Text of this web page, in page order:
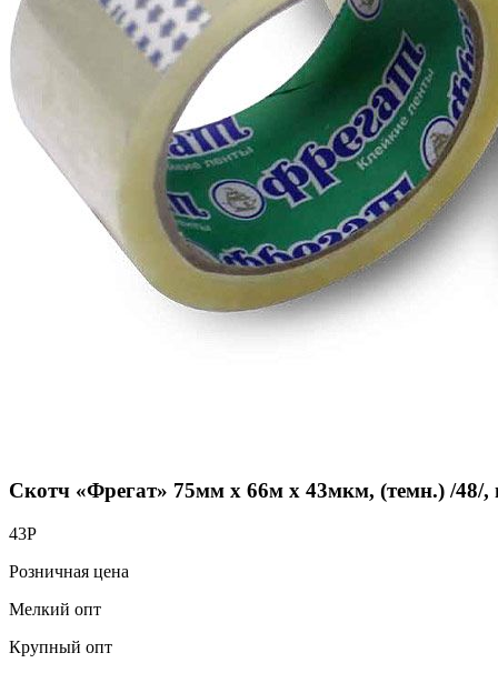
Скотч «Фрегат» 75мм х 66м х 43мкм, (темн.) /48/,
43Р
Розничная цена
Мелкий опт
Крупный опт